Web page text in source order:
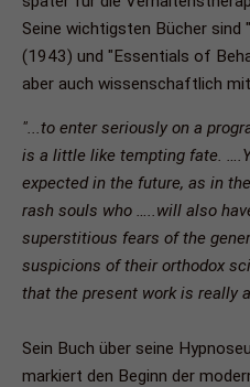
Seine wichtigsten Bücher sind
(1943) und "Essentials of
aber auch wissenschaftlich
"...to enter seriously on a
is a little like tempting fate.
expected in the future, as in
rash souls who …..will also
superstitious fears of the
suspicions of their orthodox
that the present work is really
Sein Buch über seine
markiert den Beginn der